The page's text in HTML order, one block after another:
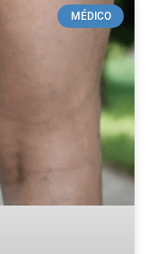
MÉDICO